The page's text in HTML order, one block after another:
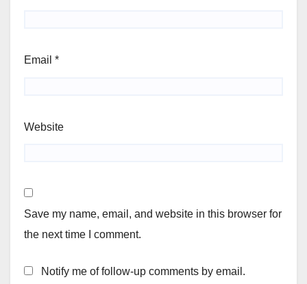
Email *
Website
Save my name, email, and website in this browser for
the next time I comment.
Notify me of follow-up comments by email.